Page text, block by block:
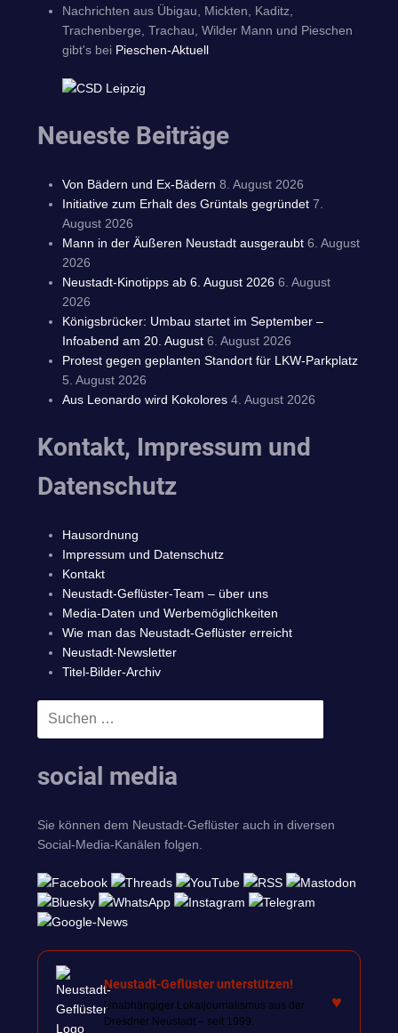
Nachrichten aus Übigau, Mickten, Kaditz,
Trachenberge, Trachau, Wilder Mann und Pieschen
gibt's bei Pieschen-Aktuell
Neueste Beiträge
Von Bädern und Ex-Bädern 8. August 2026
Initiative zum Erhalt des Grüntals gegründet 7.
August 2026
Mann in der Äußeren Neustadt ausgeraubt 6. August
2026
Neustadt-Kinotipps ab 6. August 2026 6. August
2026
Königsbrücker: Umbau startet im September –
Infoabend am 20. August 6. August 2026
Protest gegen geplanten Standort für LKW-Parkplatz
5. August 2026
Aus Leonardo wird Kokolores 4. August 2026
Kontakt, Impressum und
Datenschutz
Hausordnung
Impressum und Datenschutz
Kontakt
Neustadt-Geflüster-Team – über uns
Media-Daten und Werbemöglichkeiten
Wie man das Neustadt-Geflüster erreicht
Neustadt-Newsletter
Titel-Bilder-Archiv
Suchen
social media
Sie können dem Neustadt-Geflüster auch in diversen
Social-Media-Kanälen folgen.
Neustadt-Geflüster unterstützen!
Unabhängiger Lokaljournalismus aus der
Dresdner Neustadt – seit 1999.
♥